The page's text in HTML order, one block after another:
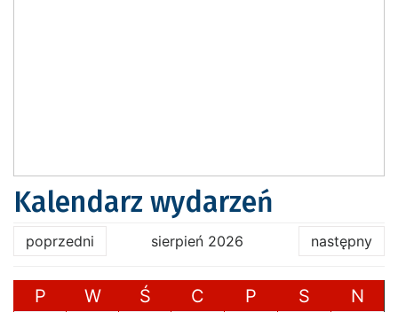
Kalendarz wydarzeń
poprzedni sierpień 2026 następny
P W Ś C P S N